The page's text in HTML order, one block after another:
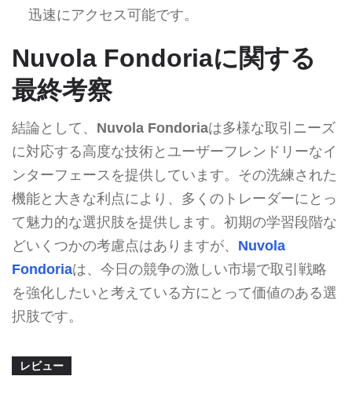
迅速にアクセス可能です。
Nuvola Fondoriaに関する
最終考察
結論として、 Nuvola Fondoriaは多様な取引ニーズ
に対応する高度な技術とユーザーフレンドリーなイ
ンターフェースを提供しています。その洗練された
機能と大きな利点により、多くのトレーダーにとっ
て魅力的な選択肢を提供します。初期の学習段階な
どいくつかの考慮点はありますが、 Nuvola
Fondoriaは、今日の競争の激しい市場で取引戦略
を強化したいと考えている方にとって価値のある選
択肢です。
レビュー